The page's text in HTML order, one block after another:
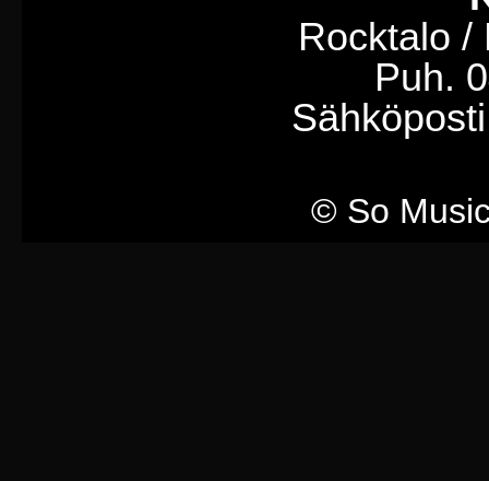
Rocktalo /
Puh.
© So